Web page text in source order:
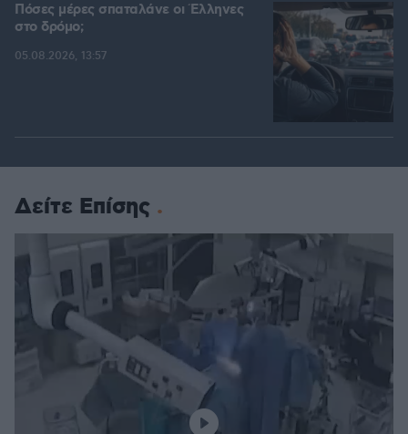
Πόσες μέρες σπαταλάνε οι Έλληνες
στο δρόμο;
05.08.2026, 13:57
Δείτε Επίσης